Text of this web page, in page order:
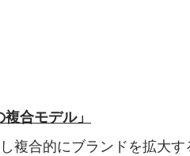
合モデル」
複合的にブランドを拡大